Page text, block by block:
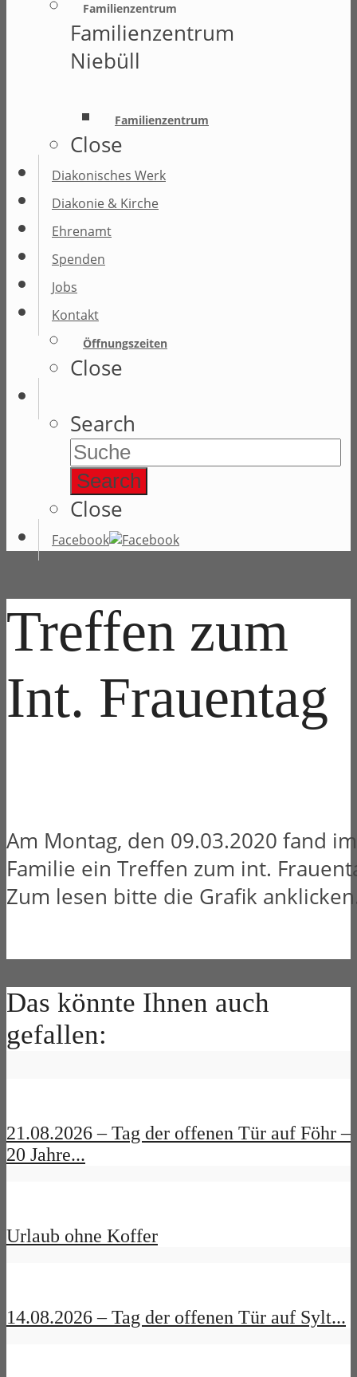
Familienzentrum
Familienzentrum
Niebüll
Familienzentrum
Close
Diakonisches Werk
Diakonie & Kirche
Ehrenamt
Spenden
Jobs
Kontakt
Öffnungszeiten
Close
Search
Search
Close
Facebook
Treffen zum
Int. Frauentag
Am Montag, den 09.03.2020 fand
Familie ein Treffen zum int.
Zum lesen bitte die Grafik
Das könnte Ihnen auch
gefallen:
21.08.2026 – Tag der offenen Tür auf Föhr –
20 Jahre...
Urlaub ohne Koffer
14.08.2026 – Tag der offenen Tür auf Sylt...